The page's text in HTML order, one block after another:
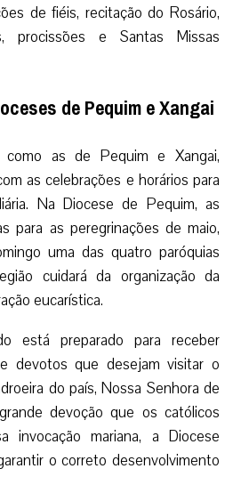
de fiéis, recitação do Rosário,
procissões e Santas Missas
de Pequim e Xangai
como as de Pequim e Xangai,
as celebrações e horários para
Na Diocese de Pequim, as
para as peregrinações de maio,
uma das quatro paróquias
cuidará da organização da
eucarística.
está preparado para receber
devotos que desejam visitar o
do país, Nossa Senhora de
devoção que os católicos
invocação mariana, a Diocese
o correto desenvolvimento